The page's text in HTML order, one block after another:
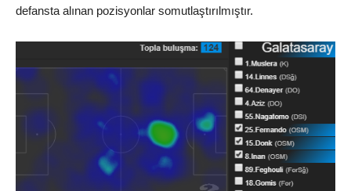
defansta alınan pozisyonlar somutlaştırılmıştır.